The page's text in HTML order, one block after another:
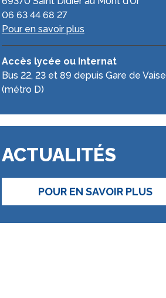
06 63 44 68 27
Pour en savoir plus
Accès lycée ou Internat
Bus 22, 23 et 89 depuis Gare de Vaise
(métro D)
ACTUALITÉS
POUR EN SAVOIR PLUS